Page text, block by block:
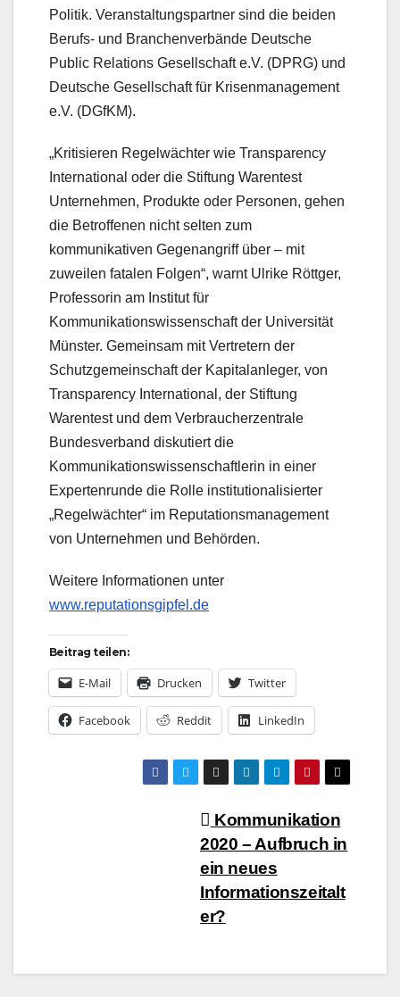
Politik. Veranstaltungspartner sind die beiden
Berufs- und Branchenverbände Deutsche
Public Relations Gesellschaft e.V. (DPRG) und
Deutsche Gesellschaft für Krisenmanagement
e.V. (DGfKM).
„Kritisieren Regelwächter wie Transparency
International oder die Stiftung Warentest
Unternehmen, Produkte oder Personen, gehen
die Betroffenen nicht selten zum
kommunikativen Gegenangriff über – mit
zuweilen fatalen Folgen“, warnt Ulrike Röttger,
Professorin am Institut für
Kommunikationswissenschaft der Universität
Münster. Gemeinsam mit Vertretern der
Schutzgemeinschaft der Kapitalanleger, von
Transparency International, der Stiftung
Warentest und dem Verbraucherzentrale
Bundesverband diskutiert die
Kommunikationswissenschaftlerin in einer
Expertenrunde die Rolle institutionalisierter
„Regelwächter“ im Reputationsmanagement
von Unternehmen und Behörden.
Weitere Informationen unter
www.reputationsgipfel.de
Beitrag teilen:
E-Mail Drucken Twitter
Facebook Reddit LinkedIn
Beitragsnavigation
Kommunikation
2020 – Aufbruch in
ein neues
Informationszeitalt
er?